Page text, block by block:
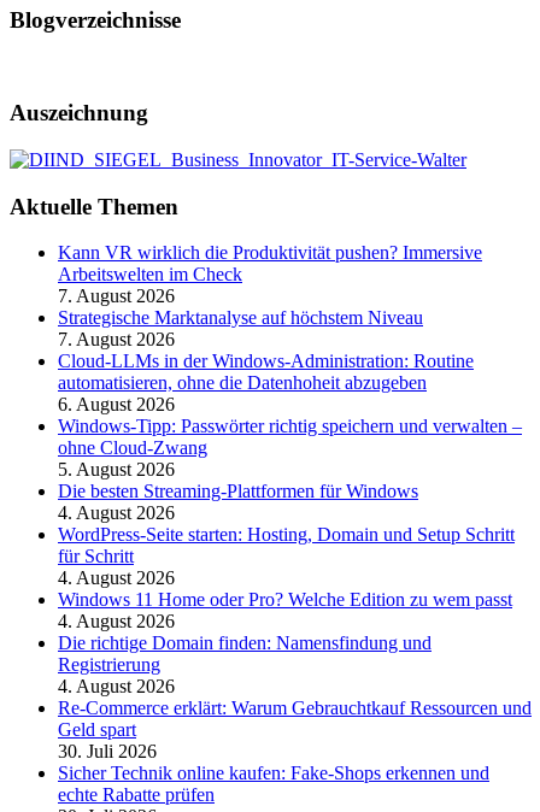
Blogverzeichnisse
Auszeichnung
Aktuelle Themen
Kann VR wirklich die Produktivität pushen? Immersive
Arbeitswelten im Check
7. August 2026
Strategische Marktanalyse auf höchstem Niveau
7. August 2026
Cloud-LLMs in der Windows-Administration: Routine
automatisieren, ohne die Datenhoheit abzugeben
6. August 2026
Windows-Tipp: Passwörter richtig speichern und verwalten –
ohne Cloud-Zwang
5. August 2026
Die besten Streaming-Plattformen für Windows
4. August 2026
WordPress-Seite starten: Hosting, Domain und Setup Schritt
für Schritt
4. August 2026
Windows 11 Home oder Pro? Welche Edition zu wem passt
4. August 2026
Die richtige Domain finden: Namensfindung und
Registrierung
4. August 2026
Re-Commerce erklärt: Warum Gebrauchtkauf Ressourcen und
Geld spart
30. Juli 2026
Sicher Technik online kaufen: Fake-Shops erkennen und
echte Rabatte prüfen